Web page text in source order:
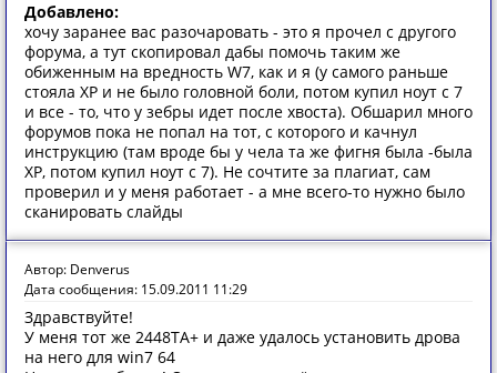
Добавлено:
хочу заранее вас разочаровать - это я прочел с другого
форума, а тут скопировал дабы помочь таким же
обиженным на вредность W7, как и я (у самого раньше
стояла ХР и не было головной боли, потом купил ноут с 7
и все - то, что у зебры идет после хвоста). Обшарил много
форумов пока не попал на тот, с которого и качнул
инструкцию (там вроде бы у чела та же фигня была -была
ХР, потом купил ноут с 7). Не сочтите за плагиат, сам
проверил и у меня работает - а мне всего-то нужно было
сканировать слайды
Автор: Denverus
Дата сообщения: 15.09.2011 11:29
Здравствуйте!
У меня тот же 2448TA+ и даже удалось установить дрова
на него для win7 64